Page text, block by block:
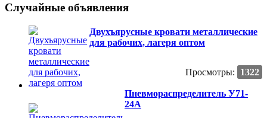
Случайные объявления
Двухъярусные кровати металлические
для рабочих, лагеря оптом
Просмотры: 1322
Пневмораспределитель У71-
24А